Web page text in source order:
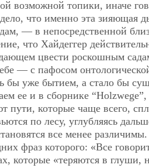
возможной топики, иначе
что именно эта зияющая
— в непосредственной
что Хайдеггер
цвести роскошным
— с пафосом
бы уже бытием, а стало бы
ее и в сборнике
пути, которые чаще всего,
по лесу, углубляясь
все менее
фраз которого: «Все
которые «теряются в глуши,